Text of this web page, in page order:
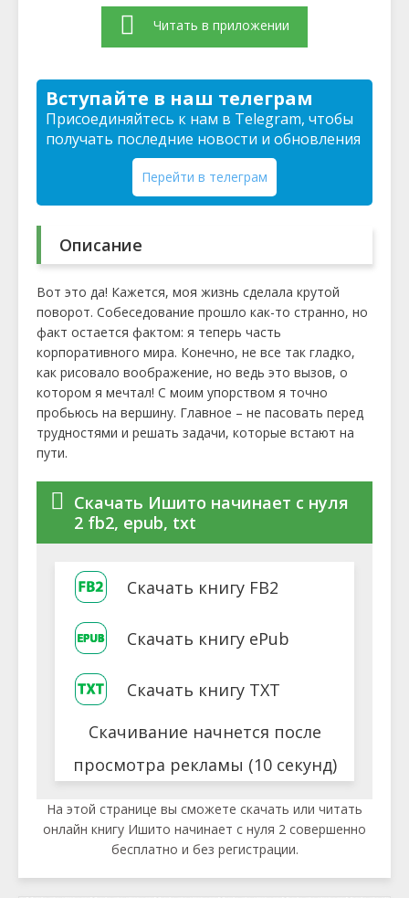
Читать в приложении
Вступайте в наш телеграм
Присоединяйтесь к нам в Telegram, чтобы
получать последние новости и обновления
Перейти в телеграм
Описание
Вот это да! Кажется, моя жизнь сделала крутой
поворот. Собеседование прошло как-то странно, но
факт остается фактом: я теперь часть
корпоративного мира. Конечно, не все так гладко,
как рисовало воображение, но ведь это вызов, о
котором я мечтал! С моим упорством я точно
пробьюсь на вершину. Главное – не пасовать перед
трудностями и решать задачи, которые встают на
пути.
Скачать Ишито начинает с нуля
2 fb2, epub, txt
Скачать книгу FB2
Скачать книгу ePub
Скачать книгу TXT
Скачивание начнется после
просмотра рекламы (10 секунд)
На этой странице вы сможете скачать или читать
онлайн книгу Ишито начинает с нуля 2 совершенно
бесплатно и без регистрации.